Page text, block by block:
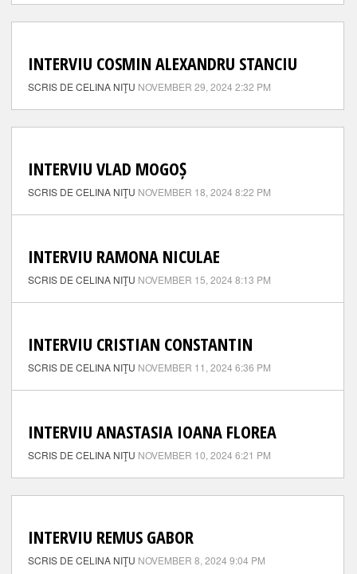
INTERVIU COSMIN ALEXANDRU STANCIU
SCRIS DE CELINA NIŢU NOVEMBER 29, 2024 2:32 PM
INTERVIU VLAD MOGOȘ
SCRIS DE CELINA NIŢU NOVEMBER 18, 2024 8:22 PM
INTERVIU RAMONA NICULAE
SCRIS DE CELINA NIŢU NOVEMBER 15, 2024 8:13 PM
INTERVIU CRISTIAN CONSTANTIN
SCRIS DE CELINA NIŢU NOVEMBER 11, 2024 6:36 PM
INTERVIU ANASTASIA IOANA FLOREA
SCRIS DE CELINA NIŢU NOVEMBER 10, 2024 6:21 PM
INTERVIU REMUS GABOR
SCRIS DE CELINA NIŢU NOVEMBER 8, 2024 9:04 PM